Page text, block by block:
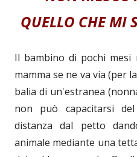
QUELLO CHE MI
Il bambino di pochi
mamma se ne va via (per
balia di un'estranea
non può capacitarsi
distanza dal petto
animale mediante una